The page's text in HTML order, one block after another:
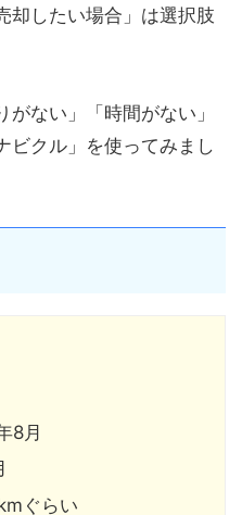
却したい場合」は選択肢
ない」「時間がない」
ビクル」を使ってみまし
8月
ぐらい